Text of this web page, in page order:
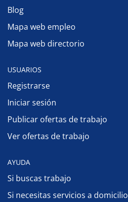
Blog
Mapa web empleo
Mapa web directorio
USUARIOS
Registrarse
Iniciar sesión
Publicar ofertas de trabajo
Ver ofertas de trabajo
AYUDA
Si buscas trabajo
Si necesitas servicios a domicilio